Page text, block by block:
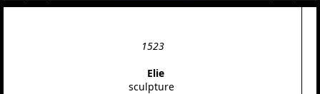
1523
Elie
sculpture